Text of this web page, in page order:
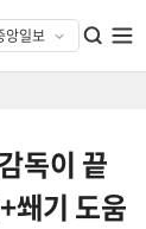
독이 끝
쐐기 도움